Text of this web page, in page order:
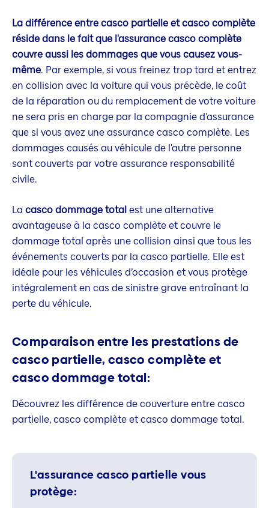
La différence entre casco partielle et casco complète
réside dans le fait que l'assurance casco complète
couvre aussi les dommages que vous causez vous-
même. Par exemple, si vous freinez trop tard et entrez
en collision avec la voiture qui vous précède, le coût
de la réparation ou du remplacement de votre voiture
ne sera pris en charge par la compagnie d'assurance
que si vous avez une assurance casco complète. Les
dommages causés au véhicule de l'autre personne
sont couverts par votre assurance responsabilité
civile.
La casco dommage totalest une alternative
avantageuse à la casco complète et couvre le
dommage total après une collision ainsi que tous les
événements couverts par la casco partielle. Elle est
idéale pour les véhicules d’occasion et vous protège
intégralement en cas de sinistre grave entraînant la
perte du véhicule.
Comparaison entre les prestations de
casco partielle, casco complète et
casco dommage total:
Découvrez les différence de couverture entre casco
partielle, casco complète et casco dommage total.
L'assurance casco partielle vous
protège: